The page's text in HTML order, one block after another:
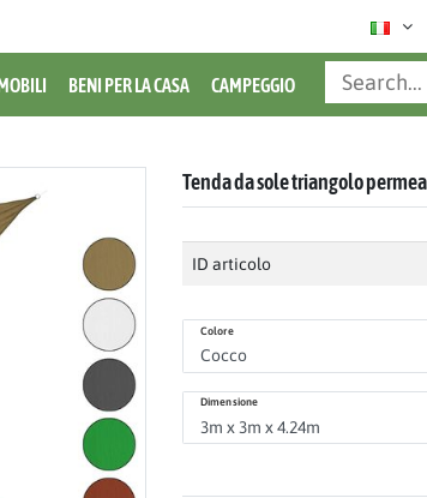
BENI PER LA CASA CAMPEGGIO
Tenda da sole triangolo
ID articolo
Colore
Dimensione